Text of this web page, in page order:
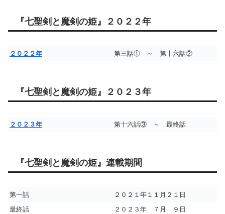
『七聖剣と魔剣の姫』２０２２年
２０２２年 第三話① ～ 第十六話②
『七聖剣と魔剣の姫』２０２３年
２０２３年 第十六話③ ～ 最終話
『七聖剣と魔剣の姫』連載期間
第一話
２０２１年１１月２１日
最終話
２０２３年 ７月 ９日